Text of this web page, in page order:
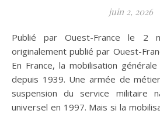
juin 2, 2026
Publié par Ouest-France le 2 mars 2026 – Article
originalement publié par Ouest-
En France, la mobilisation
depuis 1939. Une armée de
suspension du service militaire
universel en 1997. Mais si la